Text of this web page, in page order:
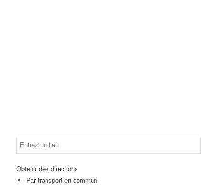
Obtenir des directions
Par transport en commun